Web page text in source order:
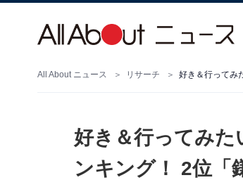
All About ニュース リサーチ
好き＆行ってみた
ンキング！ 2位「